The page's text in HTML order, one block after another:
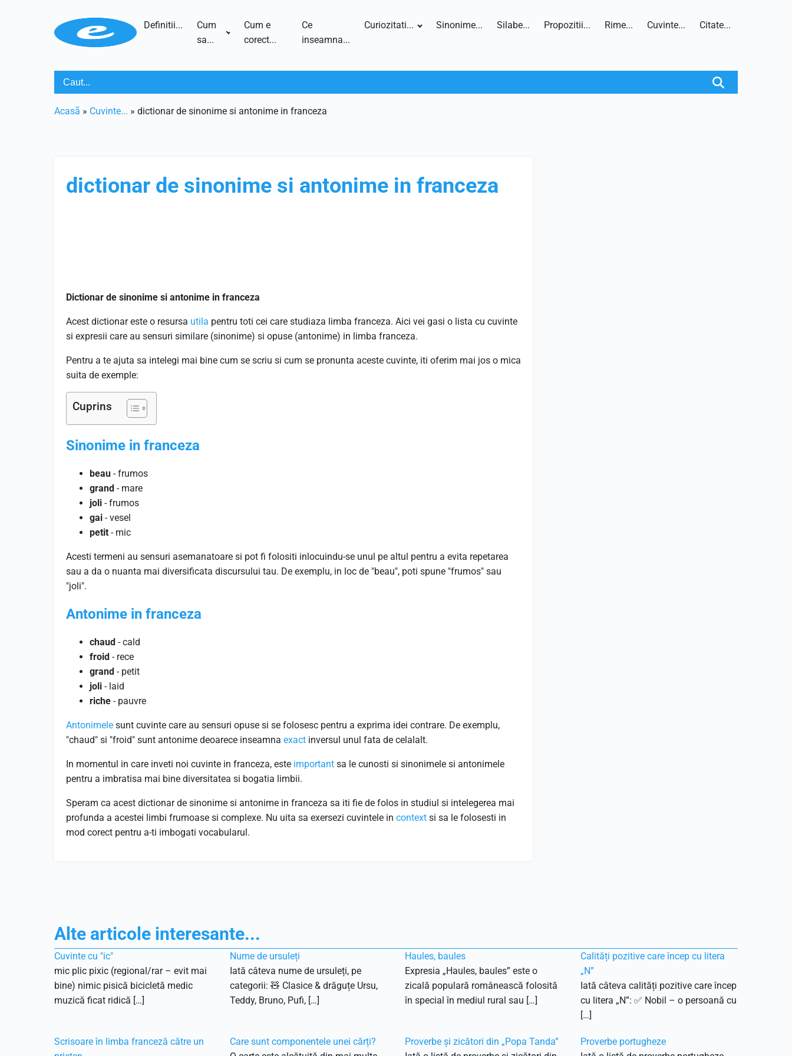
Definitii...
Cum
sa...
Cum e
corect...
Ce
inseamna...
Curiozitati... Sinonime... Silabe... Propozitii... Rime... Cuvinte... Citate...
Acasã » Cuvinte... » dictionar de sinonime si antonime in franceza
dictionar de sinonime si antonime in franceza
Dictionar de sinonime si antonime in franceza
Acest dictionar este o resursa utila pentru toti cei care studiaza limba franceza. Aici vei gasi o lista cu cuvinte
si expresii care au sensuri similare (sinonime) si opuse (antonime) in limba franceza.
Pentru a te ajuta sa intelegi mai bine cum se scriu si cum se pronunta aceste cuvinte, iti oferim mai jos o mica
suita de exemple:
Cuprins
Sinonime in franceza
beau - frumos
grand - mare
joli - frumos
gai - vesel
petit - mic
Acesti termeni au sensuri asemanatoare si pot fi folositi inlocuindu-se unul pe altul pentru a evita repetarea
sau a da o nuanta mai diversificata discursului tau. De exemplu, in loc de "beau", poti spune "frumos" sau
"joli".
Antonime in franceza
chaud - cald
froid - rece
grand - petit
joli - laid
riche - pauvre
Antonimele sunt cuvinte care au sensuri opuse si se folosesc pentru a exprima idei contrare. De exemplu,
"chaud" si "froid" sunt antonime deoarece inseamna exact inversul unul fata de celalalt.
In momentul in care inveti noi cuvinte in franceza, este important sa le cunosti si sinonimele si antonimele
pentru a imbratisa mai bine diversitatea si bogatia limbii.
Speram ca acest dictionar de sinonime si antonime in franceza sa iti fie de folos in studiul si intelegerea mai
profunda a acestei limbi frumoase si complexe. Nu uita sa exersezi cuvintele in context si sa le folosesti in
mod corect pentru a-ti imbogati vocabularul.
Alte articole interesante...
Cuvinte cu "ic"
mic plic pixic (regional/rar – evit mai
bine) nimic pisică bicicletă medic
muzică ficat ridică […]
Nume de ursuleți
Iată câteva nume de ursuleți, pe
categorii: 🧸 Clasice & drăguțe Ursu,
Teddy, Bruno, Pufi, […]
Haules, baules
Expresia „Haules, baules” este o
zicală populară românească folosită
în special în mediul rural sau […]
Calități pozitive care încep cu litera
„N”
Iată câteva calități pozitive care încep
cu litera „N”: ✅ Nobil – o persoană cu
[…]
Scrisoare în limba franceză către un
Care sunt componentele unei cărți?
Proverbe și zicători din „Popa Tanda”
Proverbe portugheze